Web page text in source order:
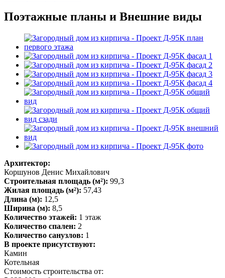
Поэтажные планы и Внешние виды
Архитектор:
Коршунов Денис Михайлович
Строительная площадь (м²): 99,3
Жилая площадь (м²): 57,43
Длина (м): 12,5
Ширина (м): 8,5
Количество этажей: 1 этаж
Количество спален: 2
Количество санузлов: 1
В проекте присутствуют:
Камин
Котельная
Стоимость строительства от: